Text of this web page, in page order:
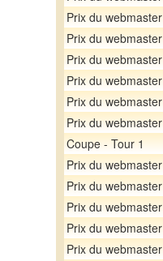
Prix du webmaster
Prix du webmaster
Prix du webmaster
Prix du webmaster
Prix du webmaster
Prix du webmaster
Coupe - Tour 1
Prix du webmaster
Prix du webmaster
Prix du webmaster
Prix du webmaster
Prix du webmaster